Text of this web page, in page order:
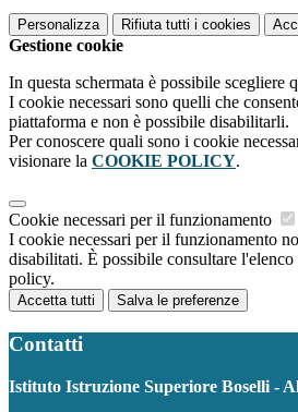
Personalizza Rifiuta tutti i cookies
Gestione cookie
In questa schermata è possibile scegliere
I cookie necessari sono quelli che
piattaforma e non è possibile disabilitarli.
Per conoscere quali sono i cookie
visionare la COOKIE POLICY.
Cookie necessari per il funzionamento
I cookie necessari per il funzionamento
disabilitati. È possibile consultare
policy.
Accetta tutti Salva le preferenze
Contatti
Istituto Istruzione Superiore Boselli -